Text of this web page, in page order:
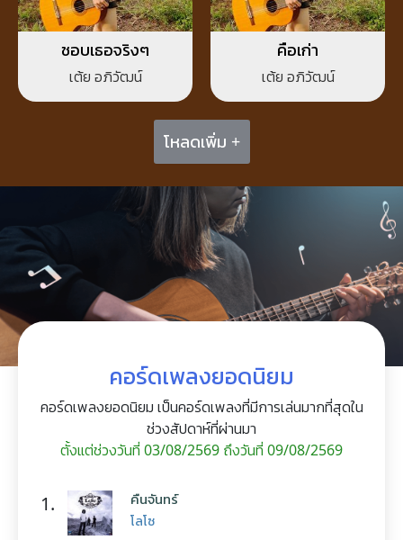
ชอบเธอจริงๆ
เต้ย อภิวัฒน์
คือเก่า
เต้ย อภิวัฒน์
โหลดเพิ่ม +
คอร์ดเพลงยอดนิยม
คอร์ดเพลงยอดนิยม เป็นคอร์ดเพลงที่มีการเล่นมากที่สุดใน
ช่วงสัปดาห์ที่ผ่านมา
ตั้งแต่ช่วงวันที่ 03/08/2569 ถึงวันที่ 09/08/2569
1. คืนจันทร์
โลโซ